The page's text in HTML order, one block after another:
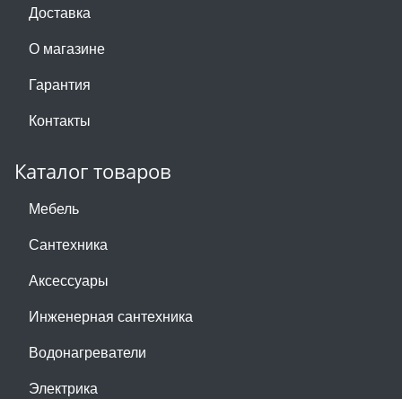
Доставка
О магазине
Гарантия
Контакты
Каталог товаров
Мебель
Сантехника
Аксессуары
Инженерная сантехника
Водонагреватели
Электрика